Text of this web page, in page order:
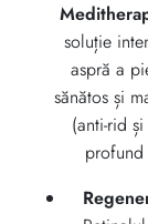
soluție
aspră a
sănătos și
(anti-rid
profund